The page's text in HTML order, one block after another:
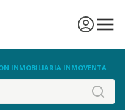
INMOBILIARIA INMOVENTA